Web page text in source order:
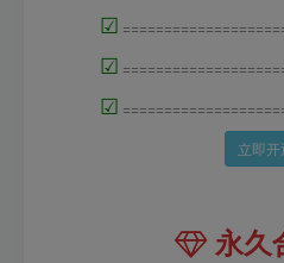
☑
☑
☑
立即开
永久